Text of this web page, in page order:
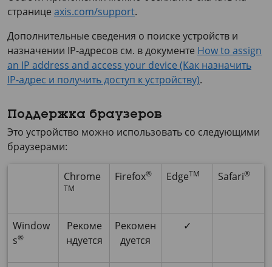
странице axis.com/support.
Дополнительные сведения о поиске устройств и
назначении IP-адресов см. в документе How to assign
an IP address and access your device (Как назначить
IP-адрес и получить доступ к устройству).
Поддержка браузеров
Это устройство можно использовать со следующими
браузерами:
Chrome
TM
Firefox® EdgeTM Safari®
Window
s®
Рекоме
ндуется
Рекомен
дуется
✓